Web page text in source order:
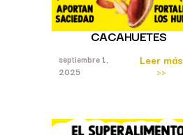
CACAHUETES
septiembre 1,
2025
Leer más
>>